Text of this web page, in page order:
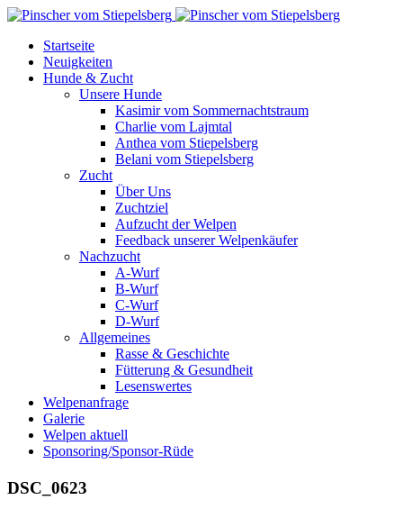
Startseite
Neuigkeiten
Hunde & Zucht
Unsere Hunde
Kasimir vom Sommernachtstraum
Charlie vom Lajmtal
Anthea vom Stiepelsberg
Belani vom Stiepelsberg
Zucht
Über Uns
Zuchtziel
Aufzucht der Welpen
Feedback unserer Welpenkäufer
Nachzucht
A-Wurf
B-Wurf
C-Wurf
D-Wurf
Allgemeines
Rasse & Geschichte
Fütterung & Gesundheit
Lesenswertes
Welpenanfrage
Galerie
Welpen aktuell
Sponsoring/Sponsor-Rüde
DSC_0623